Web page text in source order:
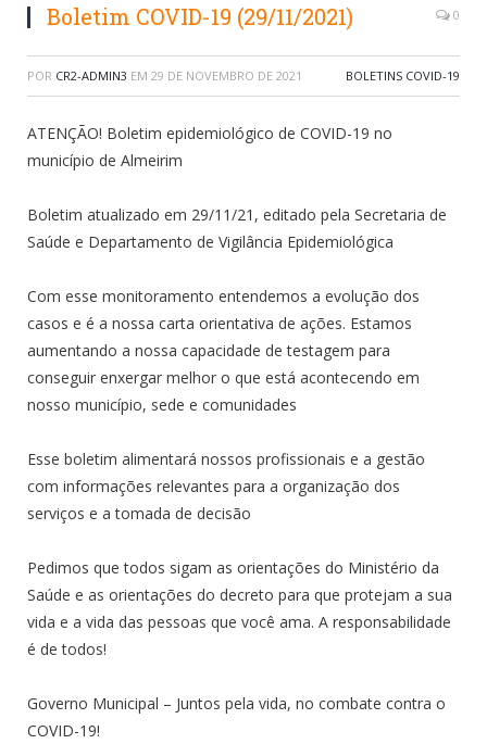
Boletim COVID-19 (29/11/2021) 0
POR CR2-ADMIN3 EM 29 DE NOVEMBRO DE 2021 BOLETINS COVID-19
ATENÇÃO! Boletim epidemiológico de COVID-19 no
município de Almeirim
Boletim atualizado em 29/11/21, editado pela Secretaria de
Saúde e Departamento de Vigilância Epidemiológica
Com esse monitoramento entendemos a evolução dos
casos e é a nossa carta orientativa de ações. Estamos
aumentando a nossa capacidade de testagem para
conseguir enxergar melhor o que está acontecendo em
nosso município, sede e comunidades
Esse boletim alimentará nossos profissionais e a gestão
com informações relevantes para a organização dos
serviços e a tomada de decisão
Pedimos que todos sigam as orientações do Ministério da
Saúde e as orientações do decreto para que protejam a sua
vida e a vida das pessoas que você ama. A responsabilidade
é de todos!
Governo Municipal – Juntos pela vida, no combate contra o
COVID-19!